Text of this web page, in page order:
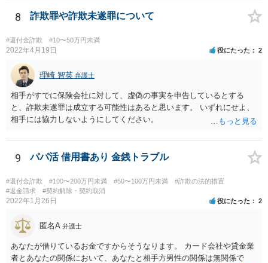
を踏まえ、執行猶予になる可能性もあると思われます。
8 詐欺罪や詐欺未遂罪について
#還付金詐欺 #10〜50万円未満
2022年4月19日 役にたった 2
理崎 智英 弁護士
相手がすでに保険会社に対して、虚偽の事実を申告しているとする
と、詐欺未遂罪は成立する可能性はあると思います。 いずれにせよ、
相手には協力しないようにしてください。
9 パパ活 借用書あり 金銭トラブル
#還付金詐欺 #100〜200万円未満 #50〜100万円未満
#詐欺の法的措置
#返金請求
#契約解除・契約取消
2022年1月26日 役にたった 2
匿名A 弁護士
あなたが借りているお金ですからそうなります。 カード会社や貸金業
者とあなたの関係において、あなたと相手方男性の関係は無関係で